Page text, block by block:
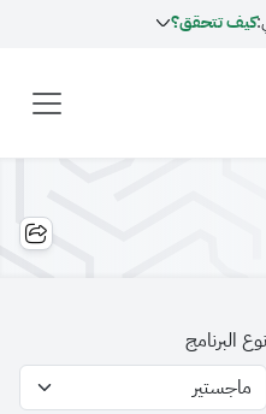
كيف تتحقق؟
نوع البرنامج